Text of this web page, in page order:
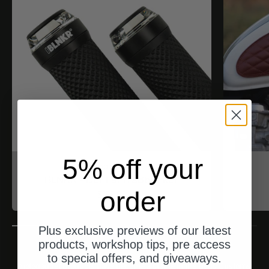
motogadget
BLNKR - Der Fahrradblinker
Angebot
$188.00
5% off your
order
Plus exclusive previews of our latest
products, workshop tips, pre access
to special offers, and giveaways.